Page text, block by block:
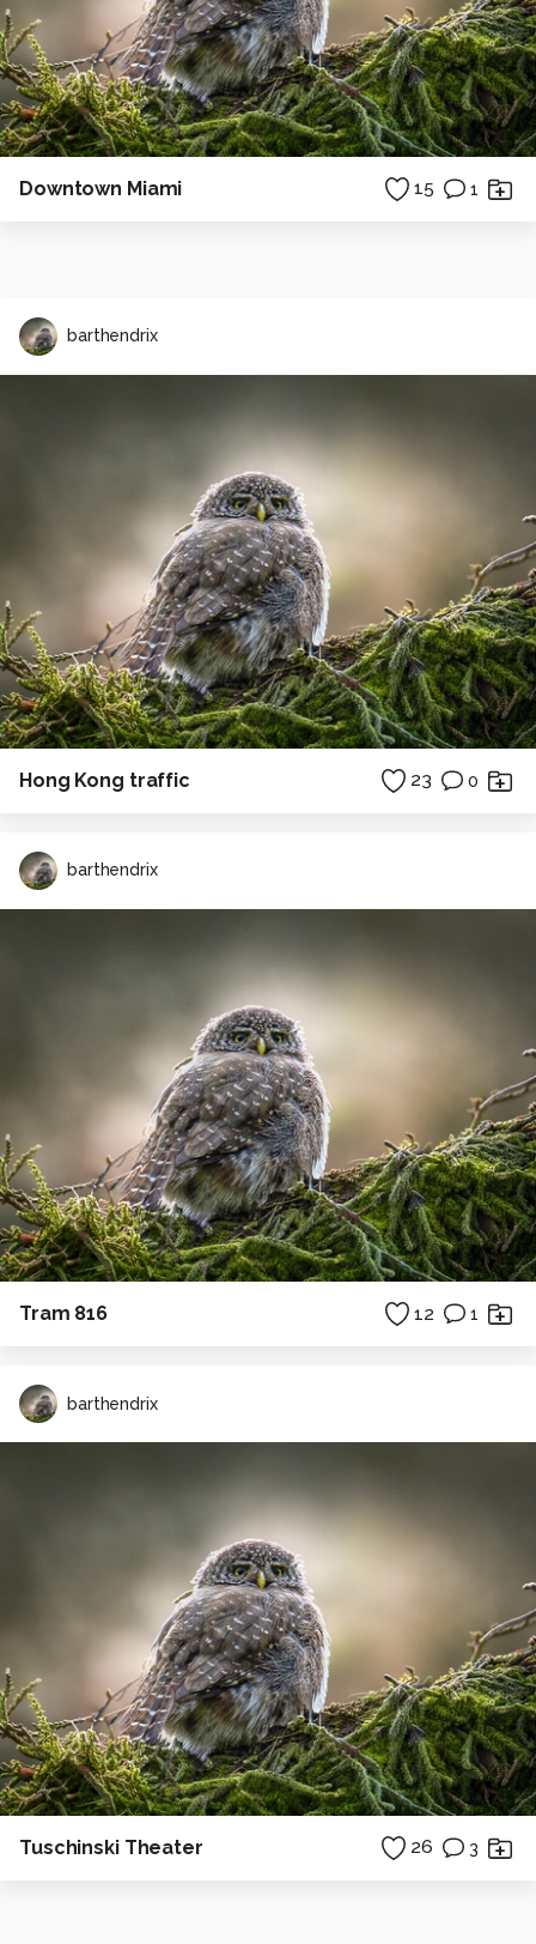
Downtown Miami 15 1
barthendrix
Hong Kong traffic 23 0
barthendrix
Tram 816 12 1
barthendrix
Tuschinski Theater 26 3